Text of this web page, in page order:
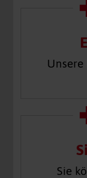
Unsere
Sie